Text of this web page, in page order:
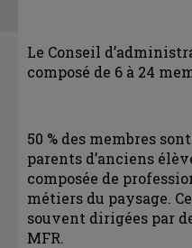
Le Conseil
composé de 6 à 24
50 % des membres
parents d’anciens
composée de
métiers du paysage.
souvent dirigées par
MFR.